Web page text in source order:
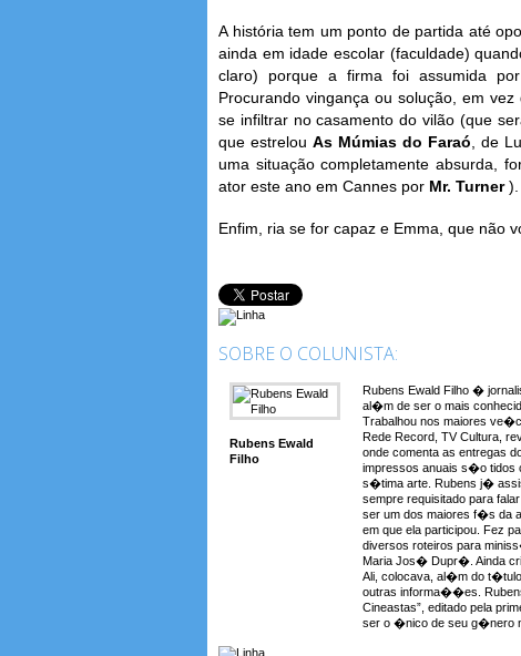
A história tem um ponto de partida até
ainda em idade escolar (faculdade)
claro) porque a firma foi assumida
Procurando vingança ou solução, em
se infiltrar no casamento do vilão (que
que estrelou As Múmias do Faraó, de
uma situação completamente absurda,
ator este ano em Cannes por Mr. Turner).
Enfim, ria se for capaz e Emma, que não
SOBRE O COLUNISTA:
Rubens Ewald
Filho
Rubens Ewald Filho �
al�m de ser o mais
Trabalhou nos maiores
Rede Record, TV Cultura,
onde comenta as entregas
impressos anuais s�o tidos
s�tima arte. Rubens j�
sempre requisitado para
ser um dos maiores f�s da
em que ela participou. Fez
diversos roteiros para
Maria Jos� Dupr�. Ainda
Ali, colocava, al�m do
outras informa��es.
Cineastas”, editado pela
ser o �nico de seu g�nero